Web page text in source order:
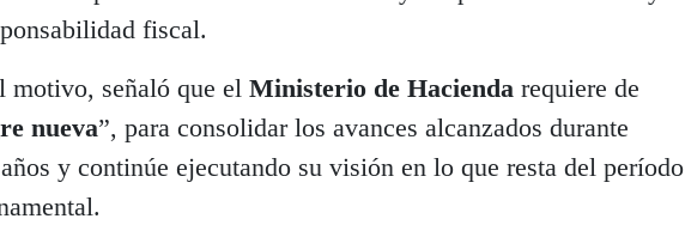
fiscal.
motivo, señaló que el Ministerio de Hacienda requiere de
nueva”, para consolidar los avances alcanzados durante
y continúe ejecutando su visión en lo que resta del período